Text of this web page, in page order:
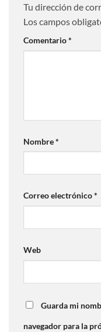
Tu dirección de
Los campos
Comentario*
Nombre*
Correo electrónico*
Web
Guarda mi
navegador para la